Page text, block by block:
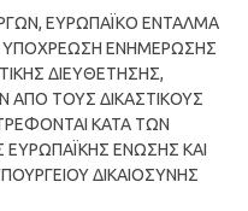
ΕΥΡΩΠΑΪΚΟ ΕΝΤΑΛΜΑ
ΥΠΟΧΡΕΩΣΗ ΕΝΗΜΕΡΩΣΗΣ
ΔΙΕΥΘΕΤΗΣΗΣ,
ΑΠΟ ΤΟΥΣ ΔΙΚΑΣΤΙΚΟΥΣ
ΚΑΤΑ ΤΩΝ
ΕΝΩΣΗΣ ΚΑΙ
ΔΙΚΑΙΟΣΥΝΗΣ